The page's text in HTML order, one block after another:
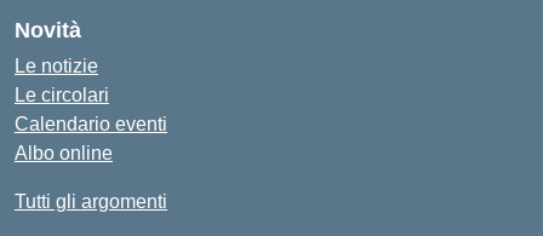
Novità
Le notizie
Le circolari
Calendario eventi
Albo online
Tutti gli argomenti